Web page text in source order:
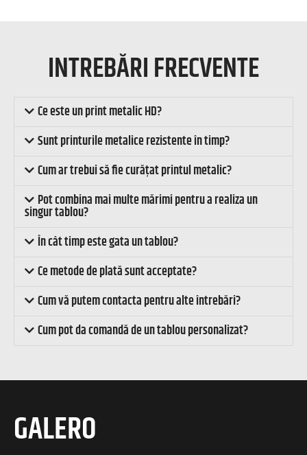
INTREBĂRI FRECVENTE
Ce este un print metalic HD?
Sunt printurile metalice rezistente în timp?
Cum ar trebui să fie curățat printul metalic?
Pot combina mai multe mărimi pentru a realiza un
singur tablou?
În cât timp este gata un tablou?
Ce metode de plată sunt acceptate?
Cum vă putem contacta pentru alte întrebări?
Cum pot da comandă de un tablou personalizat?
GALERO